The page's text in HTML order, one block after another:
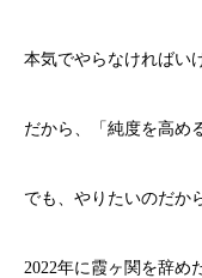
本気でやらなければい
だから、「純度を高め
でも、やりたいのだか
2022年に霞ヶ関を辞め